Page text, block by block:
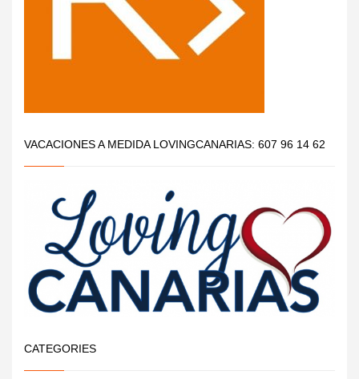
VACACIONES A MEDIDA LOVINGCANARIAS: 607 96 14 62
CATEGORIES